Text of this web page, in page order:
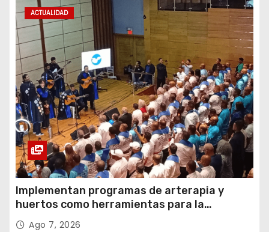
ACTUALIDAD
Implementan programas de arterapia y
huertos como herramientas para la
recuperación y la inclusión social
Ago 7, 2026